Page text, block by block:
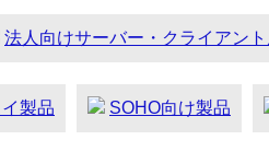
法人向けサーバー・クライアン
製品 SOHO向け製品